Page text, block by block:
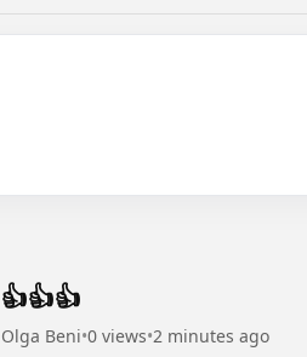
👍👍👍
Olga Beni•0 views•2 minutes ago